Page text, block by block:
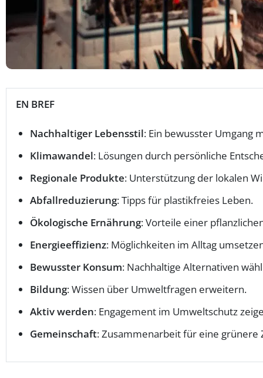
EN BREF
Nachhaltiger Lebensstil: Ein bewusster Umgang
Klimawandel: Lösungen durch persönliche
Regionale Produkte: Unterstützung der lokalen
Abfallreduzierung: Tipps für plastikfreies Leben.
Ökologische Ernährung: Vorteile einer
Energieeffizienz: Möglichkeiten im Alltag
Bewusster Konsum: Nachhaltige Alternativen
Bildung: Wissen über Umweltfragen erweitern.
Aktiv werden: Engagement im Umweltschutz
Gemeinschaft: Zusammenarbeit für eine grünere